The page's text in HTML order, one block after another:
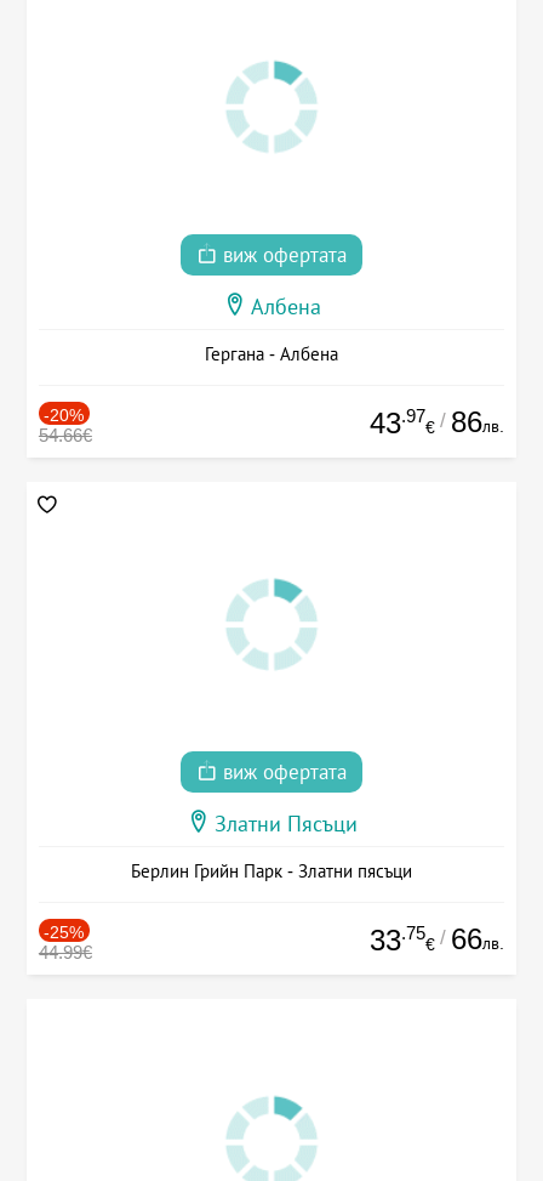
виж офертата
Албена
Гергана - Албена
-20%
54.66€ 43.97
€ / 86лв.
виж офертата
Златни Пясъци
Берлин Грийн Парк - Златни пясъци
-25%
44.99€ 33.75
€ / 66лв.